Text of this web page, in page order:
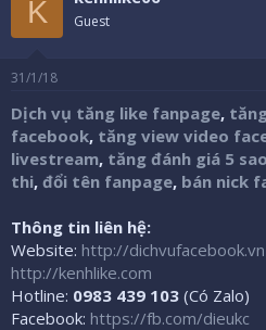
K Guest
31/1/18
Dịch vụ tăng like fanpage,
facebook, tăng view video
livestream, tăng đánh giá 5
thi, đổi tên fanpage, bán nick
Thông tin liên hệ:
Website: http://dichvufacebook.vn
http://kenhlike.com
Hotline: 0983 439 103 (Có Zalo)
Facebook: https://fb.com/dieukc